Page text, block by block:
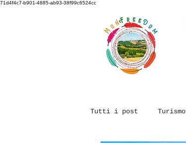
71d4f4c7-b901-4885-ab93-38f99c6524cc
Tutti i post Turismo